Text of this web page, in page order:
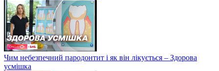
Чим небезпечний пародонтит і як він лікується – Здорова
усмішка